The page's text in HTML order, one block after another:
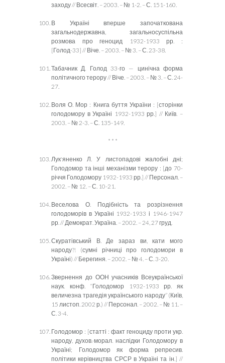
заходу // Всесвіт. – 2003. – № 1-2. – С. 151-160.
В Україні вперше започаткована
загальнодержавна, загальносуспільна
розмова про геноцид 1932-1933 рр. :
[Голод-33] // Віче. – 2003. – № 3. – С. 23-38.
Табачник Д. Голод 33-го — цинічна форма
політичного терору // Віче. – 2003. – № 3. – С. 24-
27.
Воля О. Мор : Книга буття України : [сторінки
голодомору в Україні 1932-1933 рр.] // Київ. –
2003. – № 2-3. – С. 135-149.
* * *
Лук'яненко Л. У листопадові жалобні дні;
Голодомор та інші механізми терору : [до 70-
річчя Голодомору 1932-1933 рр.] // Персонал. –
2002. – № 12. – С. 10-21.
Веселова О. Подібність та розрізнення
голодоморів в Україні 1932-1933 і 1946-1947
рр. // Демократ. Україна. – 2002. – 24, 27 груд.
Скуратівський В. Де зараз ви, кати мого
народу?! (сумні річниці про голодомори в
Україні) // Берегиня. – 2002. – № 4. – С. 3-20.
Звернення до ООН учасників Всеукраїнської
наук. конф. “Голодомор 1932-1933 рр. як
величезна трагедія українського народу” (Київ,
15 листоп. 2002 р.) // Персонал. – 2002. – № 11. –
С. 3-4.
Голодомор : [статті : факт геноциду проти укр.
народу, духов.-морал. наслідки Голодомору в
Україні; Голодомор як форма репресив.
політики керівництва СРСР в Україні та ін.] //